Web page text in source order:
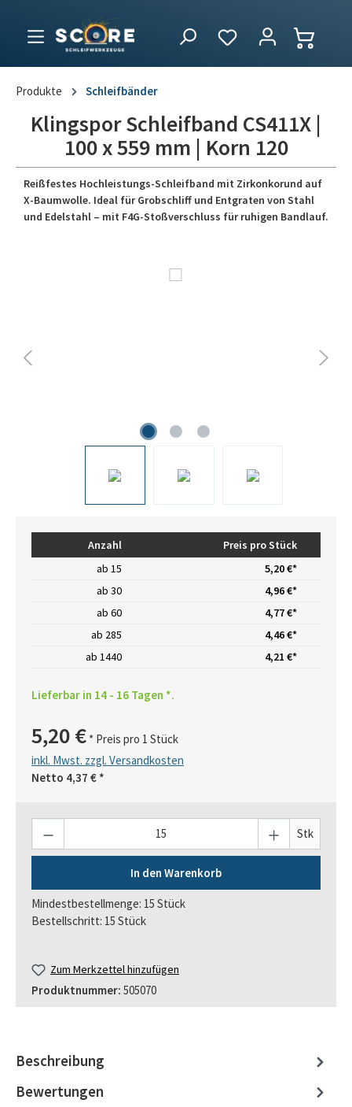
Produkte Schleifbänder
Klingspor Schleifband CS411X |
100 x 559 mm | Korn 120
Reißfestes Hochleistungs-Schleifband mit Zirkonkorund auf
X-Baumwolle. Ideal für Grobschliff und Entgraten von Stahl
und Edelstahl – mit F4G-Stoßverschluss für ruhigen Bandlauf.
Anzahl
Preis pro Stück
ab 15
5,20 €*
ab 30
4,96 €*
ab 60
4,77 €*
ab 285
4,46 €*
ab 1440 4,21 €*
Lieferbar in 14 - 16 Tagen *.
5,20 € * Preis pro 1 Stück
inkl. Mwst. zzgl. Versandkosten
Netto 4,37 € *
Stk
In den Warenkorb
Mindestbestellmenge: 15 Stück
Bestellschritt: 15 Stück
Zum Merkzettel hinzufügen
Produktnummer: 505070
Beschreibung
Bewertungen